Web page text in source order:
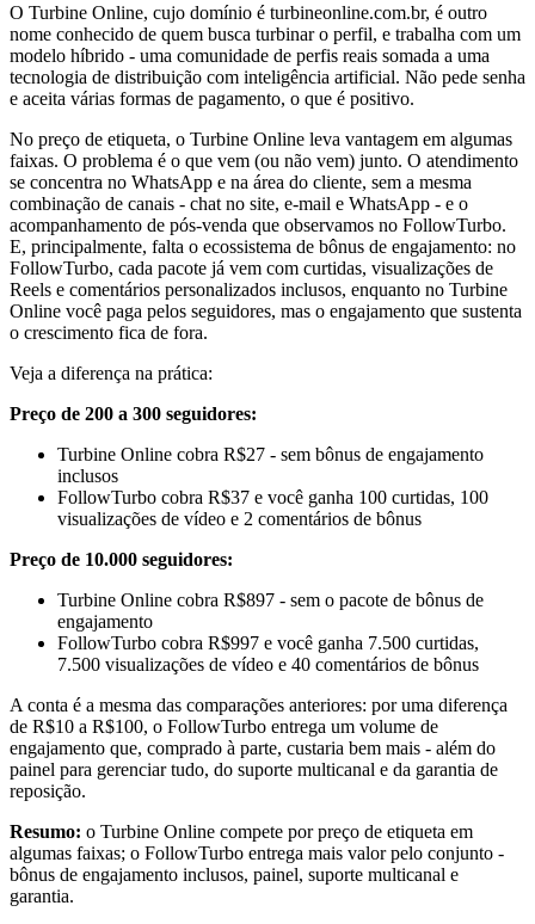
O Turbine Online, cujo domínio é turbineonline.com.br, é outro
nome conhecido de quem busca turbinar o perfil, e trabalha com um
modelo híbrido - uma comunidade de perfis reais somada a uma
tecnologia de distribuição com inteligência artificial. Não pede senha
e aceita várias formas de pagamento, o que é positivo.
No preço de etiqueta, o Turbine Online leva vantagem em algumas
faixas. O problema é o que vem (ou não vem) junto. O atendimento
se concentra no WhatsApp e na área do cliente, sem a mesma
combinação de canais - chat no site, e-mail e WhatsApp - e o
acompanhamento de pós-venda que observamos no FollowTurbo.
E, principalmente, falta o ecossistema de bônus de engajamento: no
FollowTurbo, cada pacote já vem com curtidas, visualizações de
Reels e comentários personalizados inclusos, enquanto no Turbine
Online você paga pelos seguidores, mas o engajamento que sustenta
o crescimento fica de fora.
Veja a diferença na prática:
Preço de 200 a 300 seguidores:
Turbine Online cobra R$27 - sem bônus de engajamento
inclusos
FollowTurbo cobra R$37 e você ganha 100 curtidas, 100
visualizações de vídeo e 2 comentários de bônus
Preço de 10.000 seguidores:
Turbine Online cobra R$897 - sem o pacote de bônus de
engajamento
FollowTurbo cobra R$997 e você ganha 7.500 curtidas,
7.500 visualizações de vídeo e 40 comentários de bônus
A conta é a mesma das comparações anteriores: por uma diferença
de R$10 a R$100, o FollowTurbo entrega um volume de
engajamento que, comprado à parte, custaria bem mais - além do
painel para gerenciar tudo, do suporte multicanal e da garantia de
reposição.
Resumo: o Turbine Online compete por preço de etiqueta em
algumas faixas; o FollowTurbo entrega mais valor pelo conjunto -
bônus de engajamento inclusos, painel, suporte multicanal e
garantia.